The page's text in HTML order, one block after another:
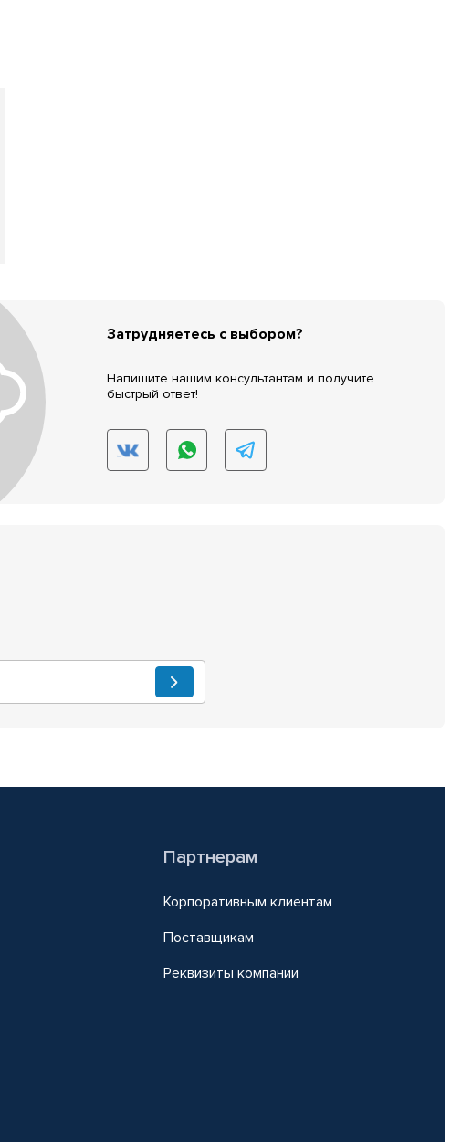
Затрудняетесь с выбором?
Напишите нашим консультантам и получите
быстрый ответ!
Партнерам
Корпоративным клиентам
Поставщикам
Реквизиты компании